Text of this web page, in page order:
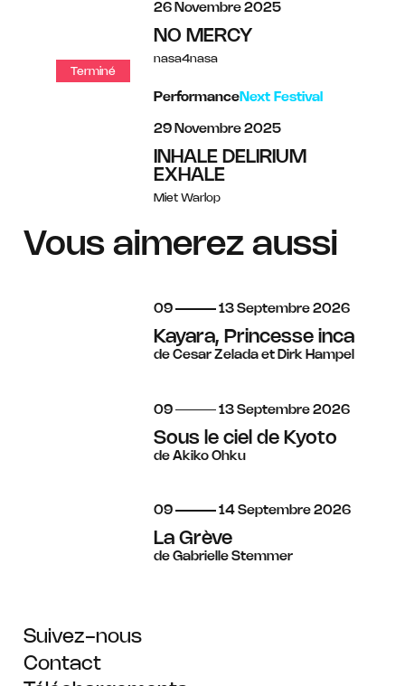
26 novembre
Novembre 2025
NO MERCY
nasa4nasa
Terminé
PerformanceNext Festival
29 novembre
Novembre 2025
INHALE DELIRIUM
EXHALE
Miet Warlop
Vous aimerez aussi
du
09 au
13 septembre
Septembre 2026
Kayara, Princesse inca
de Cesar Zelada et Dirk Hampel
du
09 au
13 septembre
Septembre 2026
Sous le ciel de Kyoto
de Akiko Ohku
du
09 au
14 septembre
Septembre 2026
La Grève
de Gabrielle Stemmer
Suivez-nous
Contact